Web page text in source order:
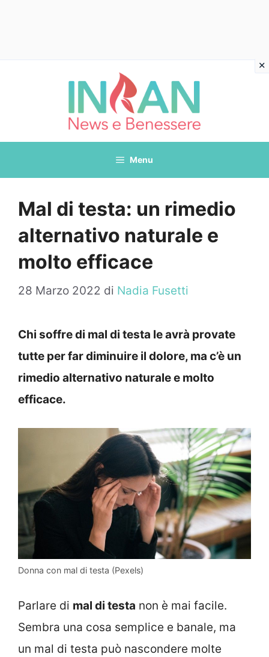
Menu
Mal di testa: un rimedio
alternativo naturale e
molto efficace
28 Marzo 2022 di Nadia Fusetti
Chi soffre di mal di testa le avrà provate
tutte per far diminuire il dolore, ma c’è un
rimedio alternativo naturale e molto
efficace.
Donna con mal di testa (Pexels)
Parlare di mal di testa non è mai facile.
Sembra una cosa semplice e banale, ma
un mal di testa può nascondere molte